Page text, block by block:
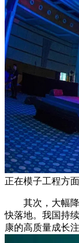
正在模子工程方
其次，大幅降
快落地。我国持
康的高质量成长